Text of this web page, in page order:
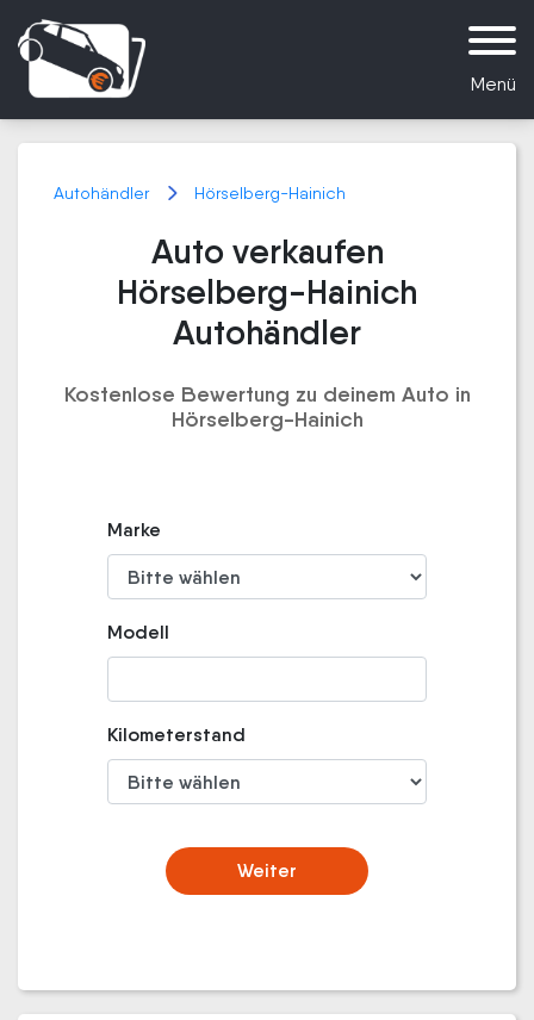
Menü
Autohändler Hörselberg-Hainich
Auto verkaufen
Hörselberg-Hainich
Autohändler
Kostenlose Bewertung zu deinem Auto in
Hörselberg-Hainich
Marke
Modell
Kilometerstand
Weiter